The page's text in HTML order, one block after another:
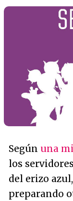
Según una
los
del erizo
preparando